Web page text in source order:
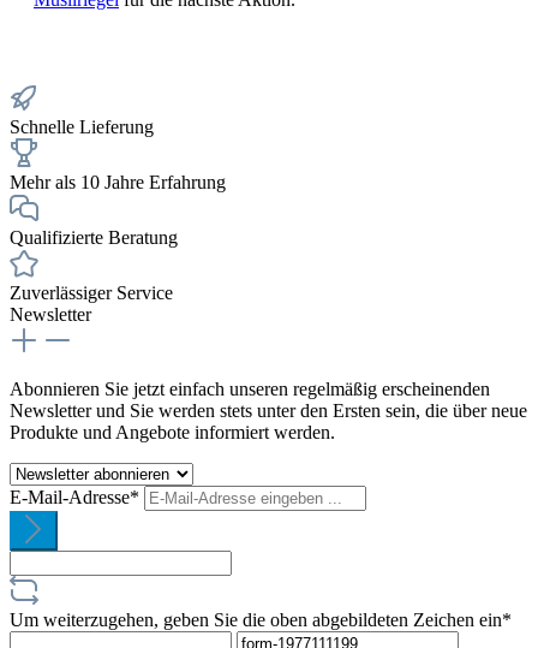
Schnelle Lieferung
Mehr als 10 Jahre Erfahrung
Qualifizierte Beratung
Zuverlässiger Service
Newsletter
Abonnieren Sie jetzt einfach unseren regelmäßig erscheinenden
Newsletter und Sie werden stets unter den Ersten sein, die über neue
Produkte und Angebote informiert werden.
E-Mail-Adresse*
Um weiterzugehen, geben Sie die oben abgebildeten Zeichen ein*